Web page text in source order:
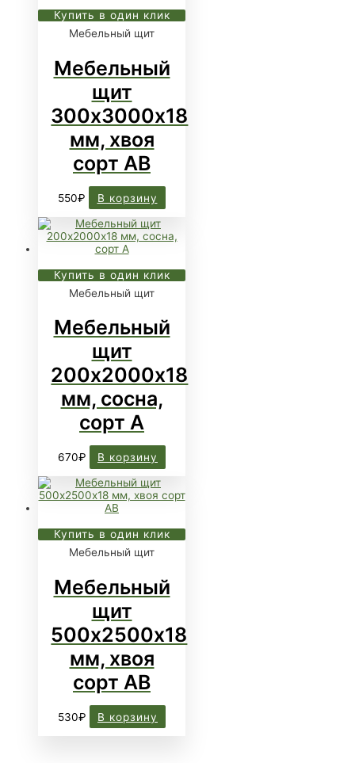
Купить в один клик
Мебельный щит
Мебельный
щит
300х3000х18
мм, хвоя
сорт АВ
550₽ В корзину
Купить в один клик
Мебельный щит
Мебельный
щит
200х2000х18
мм, сосна,
сорт А
670₽ В корзину
Купить в один клик
Мебельный щит
Мебельный
щит
500х2500х18
мм, хвоя
сорт АВ
530₽ В корзину